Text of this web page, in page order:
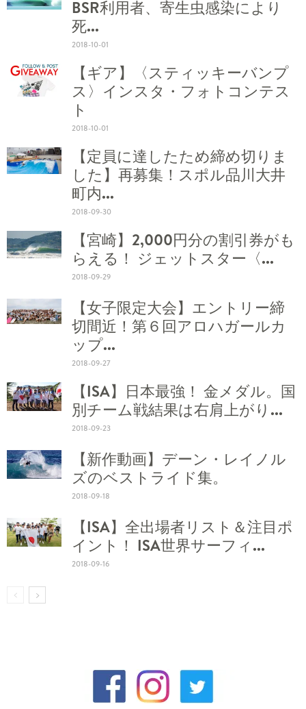
BSR利用者、寄生虫感染により
死...
2018-10-01
【ギア】〈スティッキーバンプ
ス〉インスタ・フォトコンテス
ト
2018-10-01
【定員に達したため締め切りま
した】再募集！スポル品川大井
町内...
2018-09-30
【宮崎】2,000円分の割引券がも
らえる！ ジェットスター〈...
2018-09-29
【女子限定大会】エントリー締
切間近！第６回アロハガールカ
ップ...
2018-09-27
【ISA】日本最強！ 金メダル。国
別チーム戦結果は右肩上がり...
2018-09-23
【新作動画】デーン・レイノル
ズのベストライド集。
2018-09-18
【ISA】全出場者リスト＆注目ポ
イント！ ISA世界サーフィ...
2018-09-16